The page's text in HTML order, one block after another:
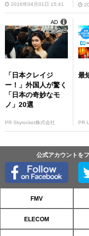
2016年04月01日 15:41
「日本クレイジ
ー！」外国人が驚く
「日本の奇妙なモ
ノ」20選
PR Skyrocket株式会社
AD
最
PR
公式アカウントを
FMV
ELECOM